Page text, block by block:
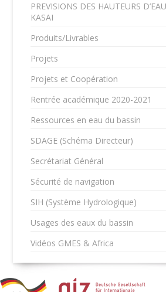
PREVISIONS DES HAUTEURS
KASAI
Produits/Livrables
Projets
Projets et Coopération
Rentrée académique 2020-2021
Ressources en eau du bassin
SDAGE (Schéma Directeur)
Secrétariat Général
Sécurité de navigation
SIH (Système Hydrologique)
Usages des eaux du bassin
Vidéos GMES & Africa